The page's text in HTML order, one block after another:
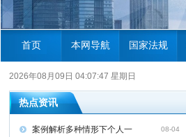
首页 本网导航 国家法规
2026年08月09日 04:07:48 星期日
热点资讯
案例解析多种情形下个人一 08-04